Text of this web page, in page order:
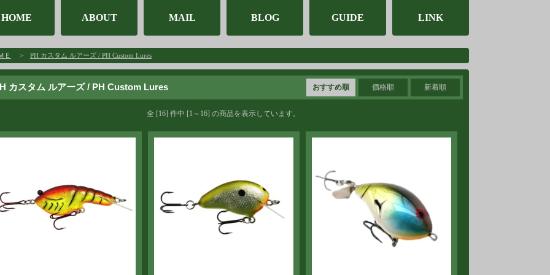
HOME ABOUT MAIL BLOG GUIDE LINK
Ｅ > PH カスタム ルアーズ / PH Custom Lures
カスタム ルアーズ / PH Custom Lures おすすめ順 価格順 新着順
全 [16] 件中 [1～16] の商品を表示しています。